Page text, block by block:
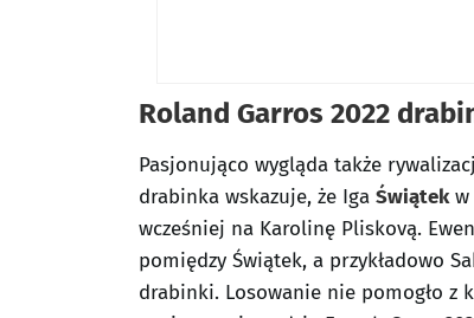
Roland Garros 2022
Pasjonująco wygląda także
drabinka wskazuje, że Iga Świątek w
wcześniej na Karolinę Pliskovą.
pomiędzy Świątek, a przykładowo
drabinki. Losowanie nie pomogło z